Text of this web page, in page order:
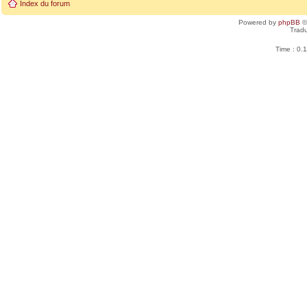
Index du forum
Powered by phpBB
Time :